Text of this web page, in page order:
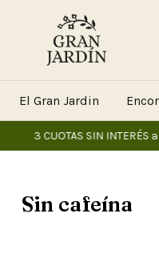
El Gran Jardin
3 CUOTAS SIN INTERÉS a
Sin cafeína